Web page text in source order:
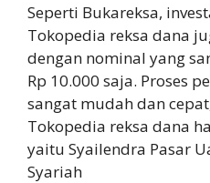
Seperti Bukareksa,
Tokopedia reksa dana
dengan nominal yang
Rp 10.000 saja. Proses
sangat mudah dan
Tokopedia reksa dana
yaitu Syailendra Pasar
Syariah